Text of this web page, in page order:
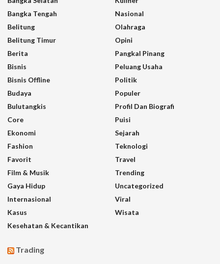
Bangka Tengah
Belitung
Belitung Timur
Berita
Bisnis
Bisnis Offline
Budaya
Bulutangkis
Core
Ekonomi
Fashion
Favorit
Film & Musik
Gaya Hidup
Internasional
Kasus
Kesehatan & Kecantikan
Nasional
Olahraga
Opini
Pangkal Pinang
Peluang Usaha
Politik
Populer
Profil Dan Biografi
Puisi
Sejarah
Teknologi
Travel
Trending
Uncategorized
Viral
Wisata
Trading